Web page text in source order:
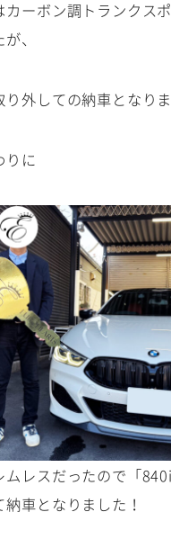
カーボン調トランクス
、
り外しての納車となりま
りに
ムレスだったので「
納車となりました！